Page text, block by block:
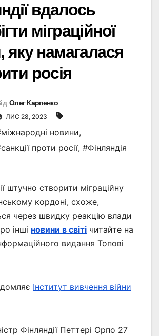
вдалось
міграційної
яку намагалася
росія
Олег Карпенко
ЛИС 28, 2023
новини,
проти росії, #Фінляндія
штучно створити міграційну
кордоні, схоже,
через швидку реакцію влади
інші новини в світі читайте на
видання Топові
Інститут вивчення війни
Фінляндії Петтері Орпо 27